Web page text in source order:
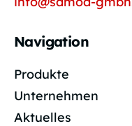
Navigation
Produkte
Unternehmen
Aktuelles